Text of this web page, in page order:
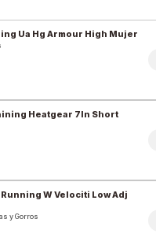
Ua Hg Armour High Mujer
Heatgear 7In Short
W Velociti Low Adj
y Gorros